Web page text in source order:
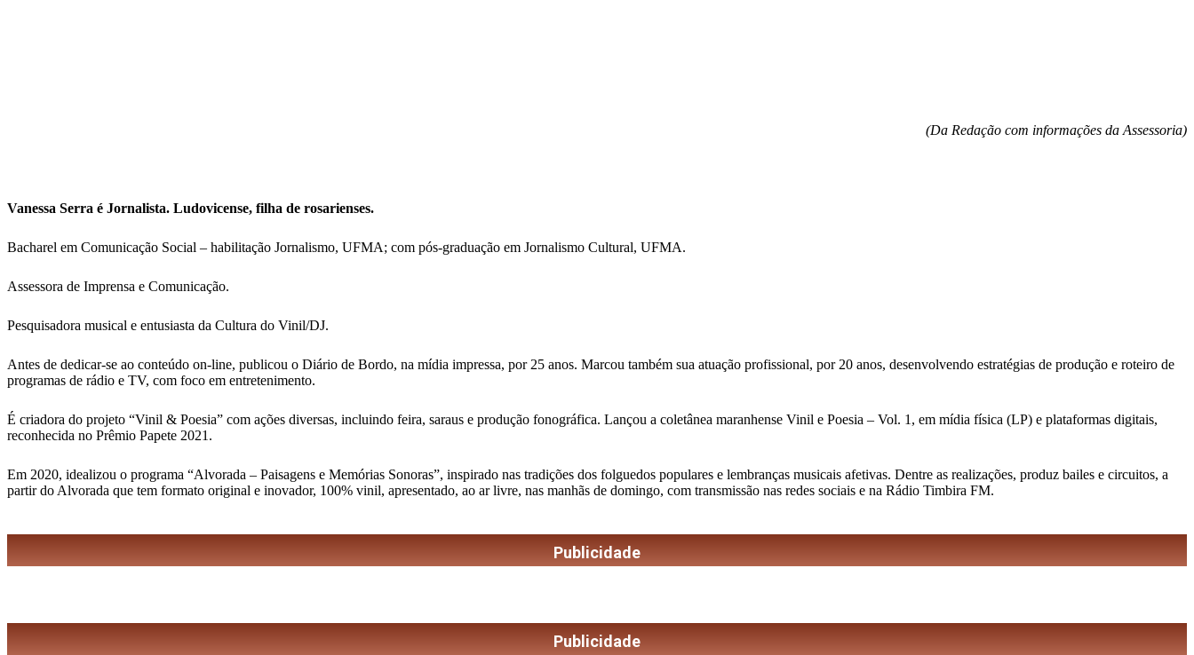
(Da Redação com informações da Assessoria)
Vanessa Serra é Jornalista. Ludovicense, filha de rosarienses.
Bacharel em Comunicação Social – habilitação Jornalismo, UFMA; com pós-graduação em Jornalismo Cultural, UFMA.
Assessora de Imprensa e Comunicação.
Pesquisadora musical e entusiasta da Cultura do Vinil/DJ.
Antes de dedicar-se ao conteúdo on-line, publicou o Diário de Bordo, na mídia impressa, por 25 anos. Marcou também sua atuação profissional, por 20 anos, desenvolvendo estratégias de produção e roteiro de
programas de rádio e TV, com foco em entretenimento.
É criadora do projeto “Vinil & Poesia” com ações diversas, incluindo feira, saraus e produção fonográfica. Lançou a coletânea maranhense Vinil e Poesia – Vol. 1, em mídia física (LP) e plataformas digitais,
reconhecida no Prêmio Papete 2021.
Em 2020, idealizou o programa “Alvorada – Paisagens e Memórias Sonoras”, inspirado nas tradições dos folguedos populares e lembranças musicais afetivas. Dentre as realizações, produz bailes e circuitos, a
partir do Alvorada que tem formato original e inovador, 100% vinil, apresentado, ao ar livre, nas manhãs de domingo, com transmissão nas redes sociais e na Rádio Timbira FM.
Publicidade
Publicidade